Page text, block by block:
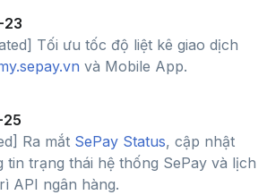
Tối ưu tốc độ liệt kê giao dịch
và Mobile App.
Ra mắt SePay Status, cập nhật
tin trạng thái hệ thống SePay và lịch
API ngân hàng.